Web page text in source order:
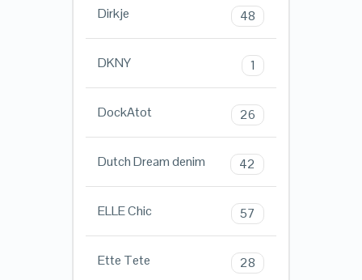
Dirkje 48
DKNY 1
DockAtot 26
Dutch Dream denim 42
ELLE Chic 57
Ette Tete 28